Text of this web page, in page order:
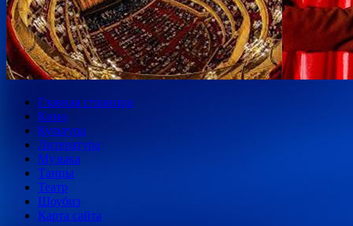
Главная страница
Кино
Культура
Литература
Музыка
Танцы
Театр
Шоубиз
Карта сайта